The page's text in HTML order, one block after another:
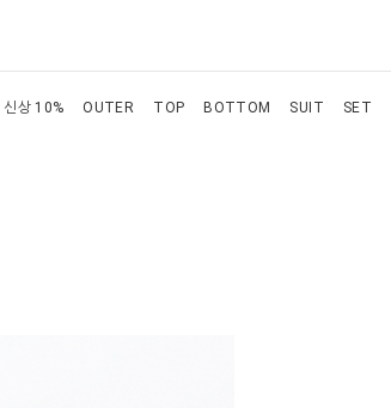
신상 10% OUTER TOP BOTTOM SUIT SET